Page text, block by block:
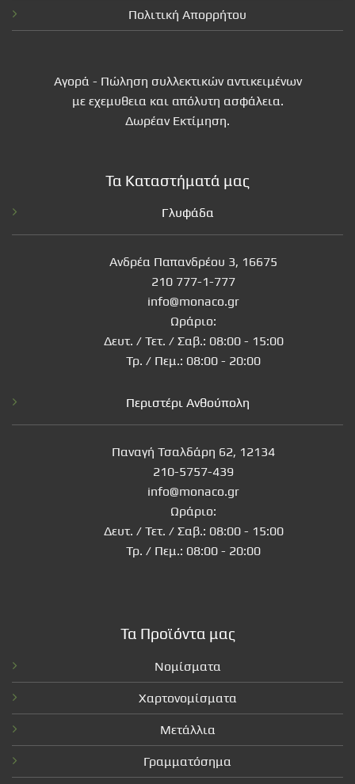
Πολιτική Απορρήτου
Αγορά - Πώληση συλλεκτικών αντικειμένων
με εχεμυθεια και απόλυτη ασφάλεια.
Δωρέαν Εκτίμηση.
Τα Καταστήματά μας
Γλυφάδα
Ανδρέα Παπανδρέου 3, 16675
210 777-1-777
info@monaco.gr
Ωράριο:
Δευτ. / Τετ. / Σαβ.: 08:00 - 15:00
Τρ. / Πεμ.: 08:00 - 20:00
Περιστέρι Ανθούπολη
Παναγή Τσαλδάρη 62, 12134
210-5757-439
info@monaco.gr
Ωράριο:
Δευτ. / Τετ. / Σαβ.: 08:00 - 15:00
Τρ. / Πεμ.: 08:00 - 20:00
Τα Προϊόντα μας
Νομίσματα
Χαρτονομίσματα
Μετάλλια
Γραμματόσημα